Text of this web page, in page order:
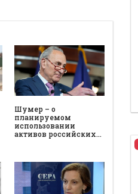
Шумер – о
планируемом
использовании
активов российских…